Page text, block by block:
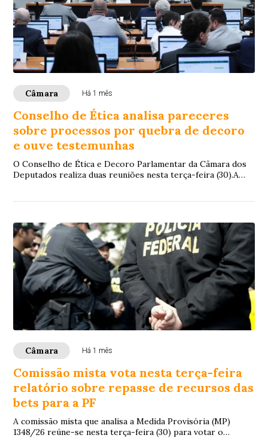
Câmara Há 1 mês
Conselho de Ética analisa pareceres
sobre processos por quebra de decoro
e ouve testemunhas
O Conselho de Ética e Decoro Parlamentar da Câmara dos
Deputados realiza duas reuniões nesta terça-feira (30).A
Câmara Há 1 mês
Comissão mista vota nesta terça-feira
relatório sobre repasse de recursos das
bets para a PF
A comissão mista que analisa a Medida Provisória (MP)
1348/26 reúne-se nesta terça-feira (30) para votar o